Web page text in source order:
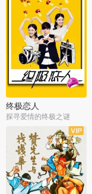
终极恋人
探寻爱情的终极之谜